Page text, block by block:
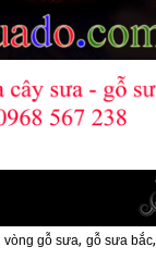
vòng gỗ sưa, gỗ sưa bắc,